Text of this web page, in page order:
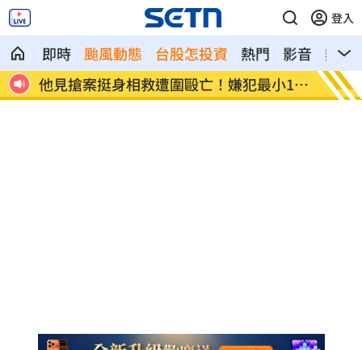
登入
即時 颱風動態 台股怎投資 熱門 影音
熱搜
12
扣款人數狂增4成 國泰小龍基金布局曝光
車是
費